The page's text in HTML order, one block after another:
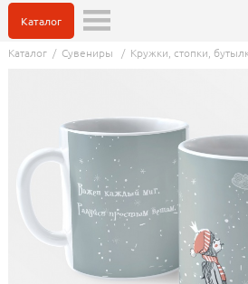
Каталог
Каталог/ Сувениры / Кружки, стопки,